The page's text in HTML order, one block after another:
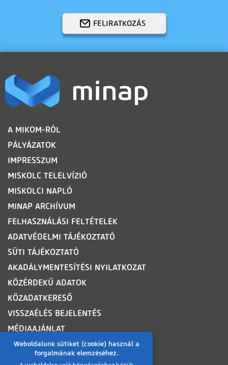
Weboldalunk sütiket (cookie) használ a
forgalmának elemzéséhez.
FELIRATKOZÁS
LÁBLÉC
A MIKOM-RÓL
PÁLYÁZATOK
IMPRESSZUM
MISKOLC TELELVÍZIÓ
MISKOLCI NAPLÓ
MINAP ARCHÍVUM
FELHASZNÁLÁSI FELTÉTELEK
ADATVÉDELMI TÁJÉKOZTATÓ
SÜTI TÁJÉKOZTATÓ
AKADÁLYMENTESÍTÉSI NYILATKOZAT
KÖZÉRDEKŰ ADATOK
KÖZADATKERESŐ
VISSZAÉLÉS BEJELENTÉS
MÉDIAAJÁNLAT
OLDALTÉRKÉP